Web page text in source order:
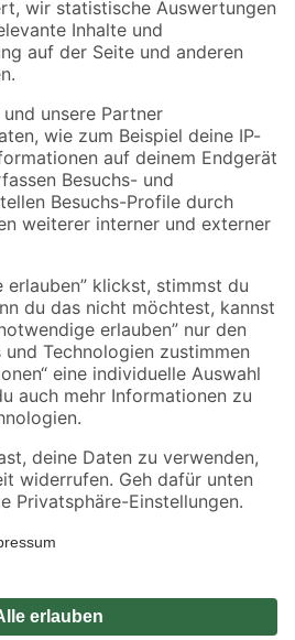
Versandarten
MwSt.. Die dargestellten Angebote sind unter
Die angegebenen Verfügbarkeiten beziehen
gilt nicht für Artikel mit Speditionsversand, hier
Impressum